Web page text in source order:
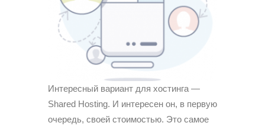
Интересный вариант для хостинга —
Shared Hosting. И интересен он, в первую
очередь, своей стоимостью. Это самое